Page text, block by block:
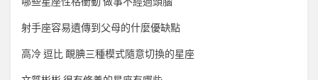
射手座容易遺傳到父母的什麼優缺點
高冷 逗比 靦腆三種模式隨意切換的星座